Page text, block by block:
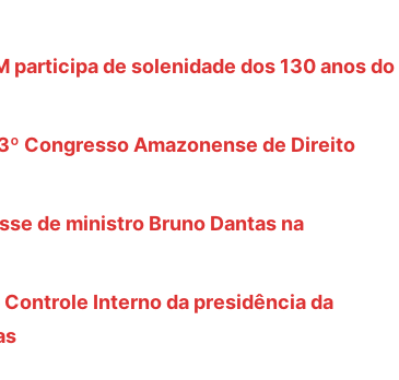
participa de solenidade dos 130 anos do
Congresso Amazonense de Direito
de ministro Bruno Dantas na
Interno da presidência da